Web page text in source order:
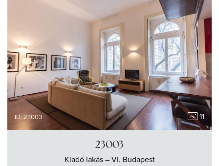
ID: 23003 11
23003
Kiadó lakás – VI. Budapest